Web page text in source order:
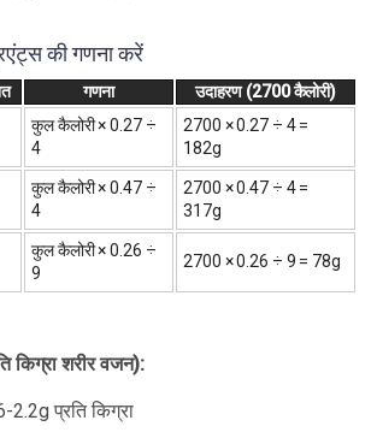
की गणना करें
गणना उदाहरण (2700 कैलोरी)
कुल कैलोरी × 0.27 ÷
4
2700 × 0.27 ÷ 4 =
182g
कुल कैलोरी × 0.47 ÷
4
2700 × 0.47 ÷ 4 =
317g
कुल कैलोरी × 0.26 ÷
9
2700 × 0.26 ÷ 9 = 78g
किग्रा शरीर वजन):
2.2g प्रति किग्रा